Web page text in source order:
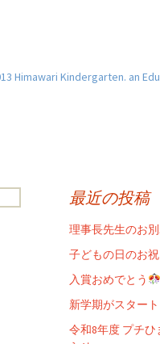
Himawari Kindergarten. an
最近の投稿
理事長先生のお
子どもの日のお
入賞おめでとう
新学期がスター
令和8年度 プチ